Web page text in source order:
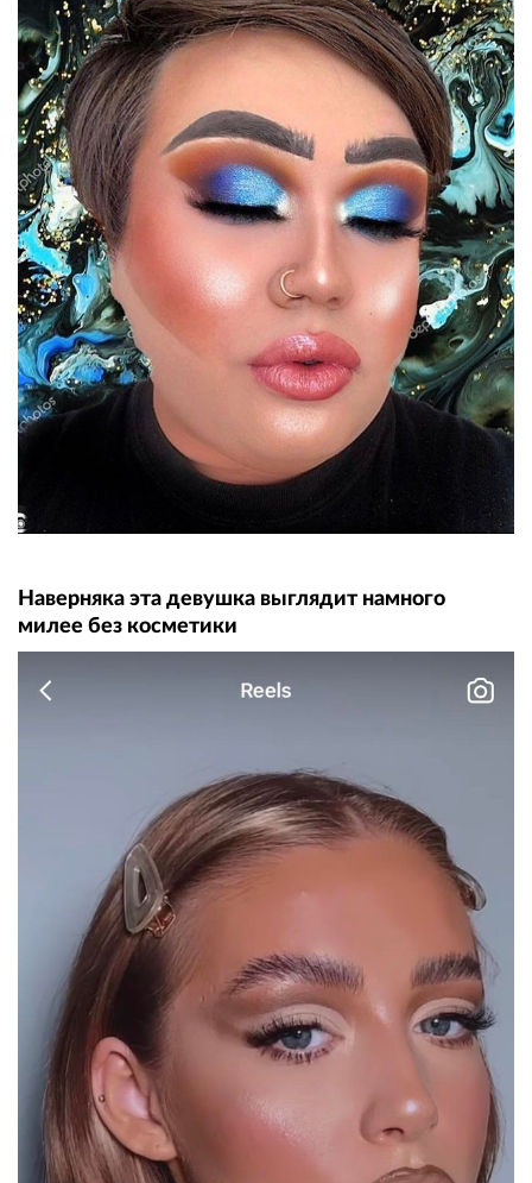
Наверняка эта девушка выглядит намного
милее без косметики